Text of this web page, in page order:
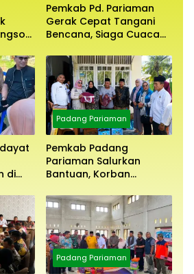
Pemkab Pd. Pariaman
Gerak Cepat Tangani
Bencana, Siaga Cuaca
di
Padang Pariaman
Pemkab Padang
Pariaman Salurkan
Bantuan, Korban
Padang Pariaman